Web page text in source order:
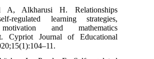
A, Alkharusi H. Relationships
regulated learning strategies,
motivation and mathematics
Cypriot Journal of Educational